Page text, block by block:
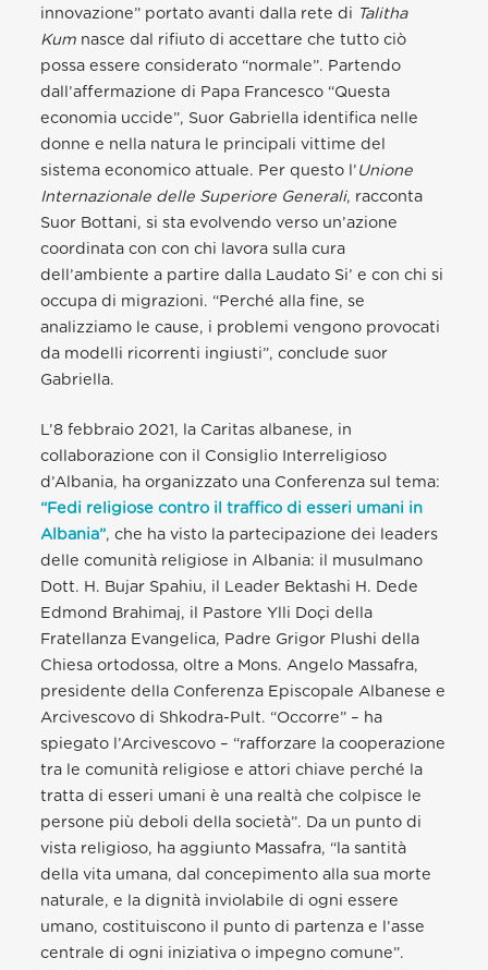
innovazione” portato avanti dalla rete di Talitha
Kum nasce dal rifiuto di accettare che tutto ciò
possa essere considerato “normale”. Partendo
dall’affermazione di Papa Francesco “Questa
economia uccide”, Suor Gabriella identifica nelle
donne e nella natura le principali vittime del
sistema economico attuale. Per questo l’ Unione
Internazionale delle Superiore Generali, racconta
Suor Bottani, si sta evolvendo verso un’azione
coordinata con con chi lavora sulla cura
dell’ambiente a partire dalla Laudato Si’ e con chi si
occupa di migrazioni. “Perché alla fine, se
analizziamo le cause, i problemi vengono provocati
da modelli ricorrenti ingiusti”, conclude suor
Gabriella.
L’8 febbraio 2021, la Caritas albanese, in
collaborazione con il Consiglio Interreligioso
d’Albania, ha organizzato una Conferenza sul tema:
“Fedi religiose contro il traffico di esseri umani in
Albania”, che ha visto la partecipazione dei leaders
delle comunità religiose in Albania: il musulmano
Dott. H. Bujar Spahiu, il Leader Bektashi H. Dede
Edmond Brahimaj, il Pastore Ylli Doçi della
Fratellanza Evangelica, Padre Grigor Plushi della
Chiesa ortodossa, oltre a Mons. Angelo Massafra,
presidente della Conferenza Episcopale Albanese e
Arcivescovo di Shkodra-Pult. “Occorre” – ha
spiegato l’Arcivescovo – “rafforzare la cooperazione
tra le comunità religiose e attori chiave perché la
tratta di esseri umani è una realtà che colpisce le
persone più deboli della società”. Da un punto di
vista religioso, ha aggiunto Massafra, “la santità
della vita umana, dal concepimento alla sua morte
naturale, e la dignità inviolabile di ogni essere
umano, costituiscono il punto di partenza e l’asse
centrale di ogni iniziativa o impegno comune”.